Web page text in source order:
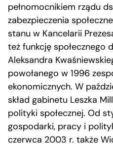
pełnomocnikiem rządu
zabezpieczenia
stanu w Kancelarii
też funkcję społecznego
Aleksandra
powołanego w 1996
ekonomicznych. W
skład gabinetu Leszka
polityki społecznej. Od
gospodarki, pracy i
czerwca 2003 r. także